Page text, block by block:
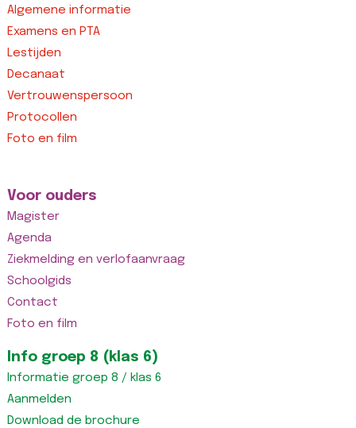
Algemene informatie
Examens en PTA
Lestijden
Decanaat
Vertrouwenspersoon
Protocollen
Foto en film
Voor ouders
Magister
Agenda
Ziekmelding en verlofaanvraag
Schoolgids
Contact
Foto en film
Info groep 8 (klas 6)
Informatie groep 8 / klas 6
Aanmelden
Download de brochure